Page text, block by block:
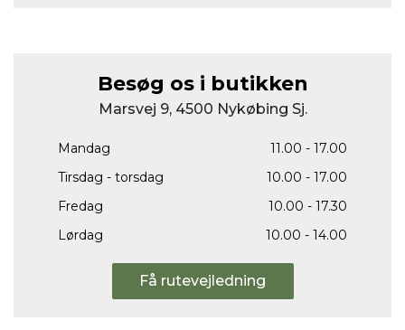
Besøg os i butikken
Marsvej 9, 4500 Nykøbing Sj.
Mandag
11.00 - 17.00
Tirsdag - torsdag
10.00 - 17.00
Fredag
10.00 - 17.30
Lørdag
10.00 - 14.00
Få rutevejledning